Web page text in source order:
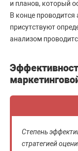
и планов, который
В конце проводится
присутствуют
анализом
Степень
стратегией